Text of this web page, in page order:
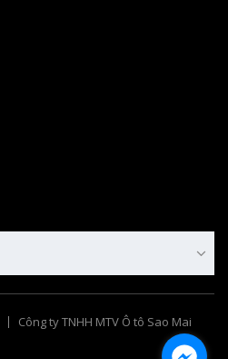
Công ty TNHH MTV Ô tô Sao Mai